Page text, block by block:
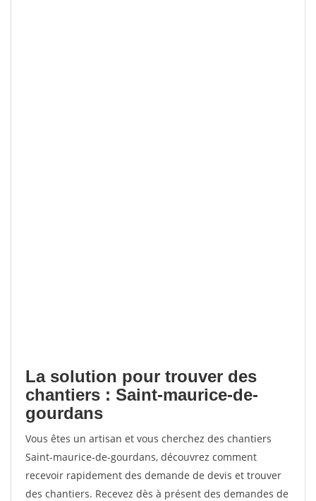
La solution pour trouver des
chantiers : Saint-maurice-de-
gourdans
Vous êtes un artisan et vous cherchez des chantiers
Saint-maurice-de-gourdans, découvrez comment
recevoir rapidement des demande de devis et trouver
des chantiers. Recevez dès à présent des demandes de